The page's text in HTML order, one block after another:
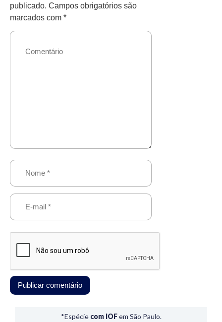
publicado. Campos obrigatórios são
marcados com *